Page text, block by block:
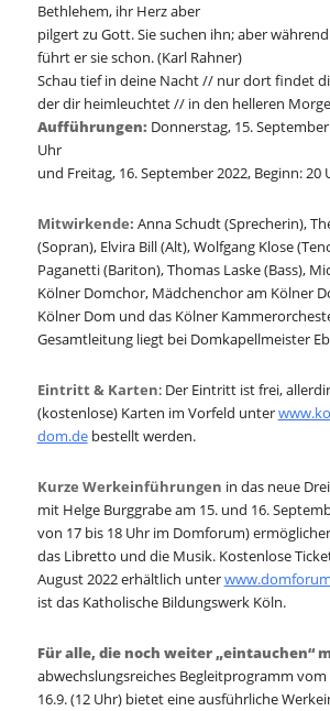
Bethlehem, ihr Herz aber
pilgert zu Gott. Sie suchen ihn; aber
führt er sie schon. (Karl Rahner)
Schau tief in deine Nacht // nur dort findet
der dir heimleuchtet // in den helleren
Aufführungen: Donnerstag, 15.
Uhr
und Freitag, 16. September 2022, Beginn: 20
Mitwirkende: Anna Schudt (Sprecherin),
(Sopran), Elvira Bill (Alt), Wolfgang Klose
Paganetti (Bariton), Thomas Laske (Bass),
Kölner Domchor, Mädchenchor am Kölner
Kölner Dom und das Kölner
Gesamtleitung liegt bei Domkapellmeister
Eintritt & Karten: Der Eintritt ist frei,
(kostenlose) Karten im Vorfeld unter
dom.debestellt werden.
Kurze Werkeinführungen in das neue
mit Helge Burggrabe am 15. und 16.
von 17 bis 18 Uhr im Domforum)
das Libretto und die Musik. Kostenlose
August 2022 erhältlich unter
ist das Katholische Bildungswerk Köln.
Für alle, die noch weiter „eintauchen“
abwechslungsreiches Begleitprogramm vom
16.9. (12 Uhr) bietet eine ausführliche